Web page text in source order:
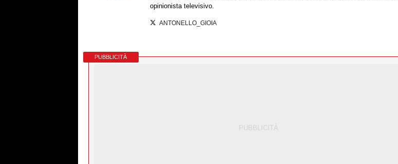
opinionista televisivo.
ANTONELLO_GIOIA
PUBBLICITÀ